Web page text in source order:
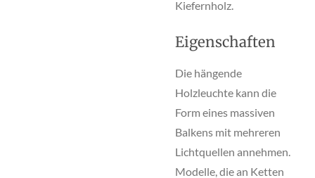
Kiefernholz.
Eigenschaften
Die hängende
Holzleuchte kann die
Form eines massiven
Balkens mit mehreren
Lichtquellen annehmen.
Modelle, die an Ketten